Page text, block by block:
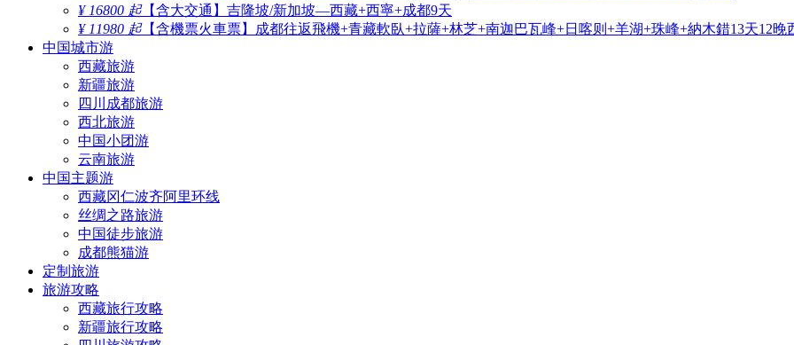
¥ 16800 起【含大交通】吉隆坡/新加坡—西藏+西寧+成都9天
¥ 11980 起【含機票火車票】成都往返飛機+青藏軟臥+拉薩+林芝+南迦巴瓦峰+日喀则+羊湖+珠峰+納木錯13天12晚
中国城市游
西藏旅游
新疆旅游
四川成都旅游
西北旅游
中国小团游
云南旅游
中国主题游
西藏冈仁波齐阿里环线
丝绸之路旅游
中国徒步旅游
成都熊猫游
定制旅游
旅游攻略
西藏旅行攻略
新疆旅行攻略